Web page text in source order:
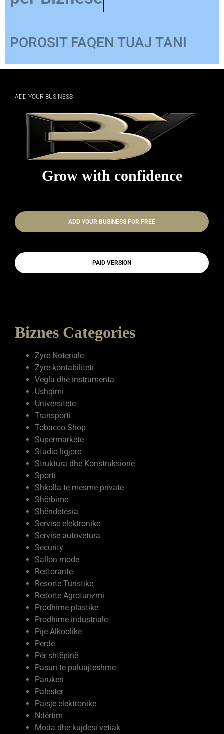
Grow with confidence
PAID VERSION
Zyre kontabiliteti
Vegla dhe instrumenta
Ushqimi
Universitete
Transporti
Tobacco Shop
Supermarkete
Studio ligjore
Struktura dhe Konstruksione
Sporti
Shkolla te mesme private
Shërbime
Shëndetësia
Servise elektronike
Servise autovetura
Security
Sallon mode
Restorante
Resorte Turistike
Resorte Agroturizmi
Prodhime plastike
Prodhime industriale
Pije Alkoolike
Perde
Për shtëpinë
Pasuri te paluajteshme
Parukeri
Palester
Paisje elektronike
Ndërtim
Moda dhe kujdesi vetiak
Mobilje me porosi